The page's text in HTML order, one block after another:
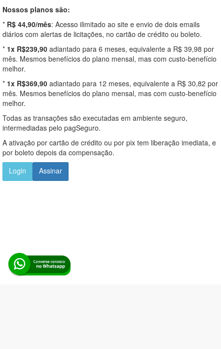
Nossos planos são:
* R$ 44,90/mês: Acesso ilimitado ao site e envio de dois emails
diários com alertas de licitações, no cartão de crédito ou boleto.
* 1x R$239,90 adiantado para 6 meses, equivalente a R$ 39,98 por
mês. Mesmos benefícios do plano mensal, mas com custo-benefício
melhor.
* 1x R$369,90 adiantado para 12 meses, equivalente a R$ 30,82 por
mês. Mesmos benefícios do plano mensal, mas com custo-benefício
melhor.
Todas as transações são executadas em ambiente seguro,
intermediadas pelo pagSeguro.
A ativação por cartão de crédito ou por pix tem liberação imediata, e
por boleto depois da compensação.
Login
Assinar